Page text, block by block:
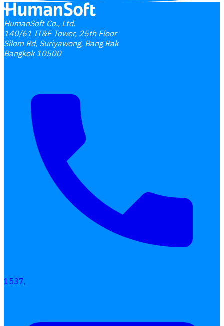
Interested Blog
โปรแกรมบริหารงานบุคคล
การคิดเงินเดือน
เอกสารออนไลน์
HumanSoft Co., Ltd.
140/61 IT&F Tower, 25th Floor
Silom Rd, Suriyawong, Bang Rak
Bangkok 10500
1537,